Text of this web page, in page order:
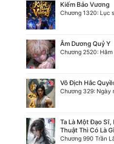
Kiếm Bảo Vương
Chương 1320: Lục
Âm Dương Quỷ Y
Chương 2520: Hâm
Vô Địch Hắc
Chương 329: Ngày
Ta Là Một Đạo
Thuật Thì Có Là
Chương 990 Trần